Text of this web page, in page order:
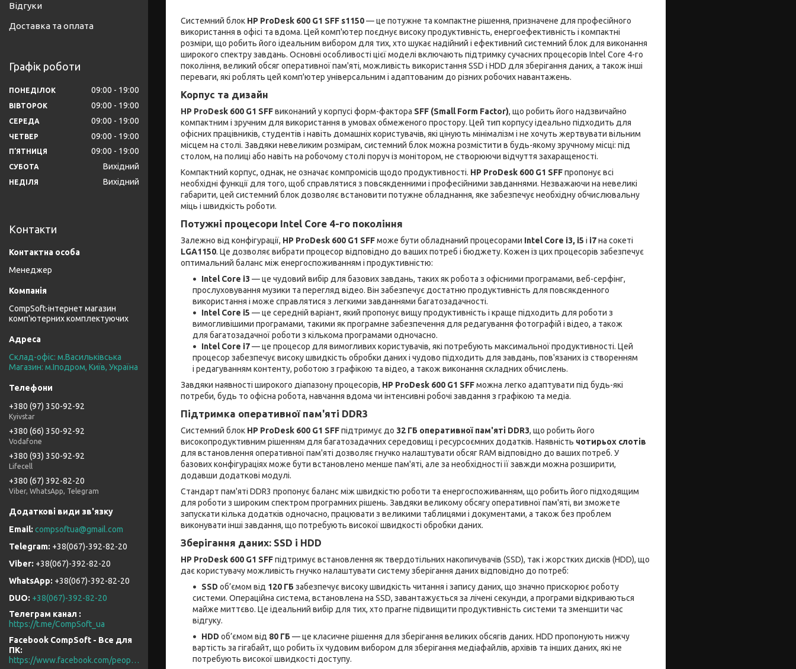
Системний блок HP ProDesk 600 G1 SFF s1150— це потужне та компактне рішення, призначене для професійного
використання в офісі та вдома. Цей комп'ютер поєднує високу продуктивність, енергоефективність і компактні
розміри, що робить його ідеальним вибором для тих, хто шукає надійний і ефективний системний блок для виконання
широкого спектру завдань. Основні особливості цієї моделі включають підтримку сучасних процесорів Intel Core 4-го
покоління, великий обсяг оперативної пам'яті, можливість використання SSD і HDD для зберігання даних, а також інші
переваги, які роблять цей комп'ютер універсальним і адаптованим до різних робочих навантажень.
Корпус та дизайн
HP ProDesk 600 G1 SFFвиконаний у корпусі форм-фактора SFF (Small Form Factor), що робить його надзвичайно
компактним і зручним для використання в умовах обмеженого простору. Цей тип корпусу ідеально підходить для
офісних працівників, студентів і навіть домашніх користувачів, які цінують мінімалізм і не хочуть жертвувати вільним
місцем на столі. Завдяки невеликим розмірам, системний блок можна розмістити в будь-якому зручному місці: під
столом, на полиці або навіть на робочому столі поруч із монітором, не створюючи відчуття захаращеності.
Компактний корпус, однак, не означає компромісів щодо продуктивності. HP ProDesk 600 G1 SFFпропонує всі
необхідні функції для того, щоб справлятися з повсякденними і професійними завданнями. Незважаючи на невеликі
габарити, цей системний блок дозволяє встановити потужне обладнання, яке забезпечує необхідну обчислювальну
міць і швидкість роботи.
Потужні процесори Intel Core 4-го покоління
Залежно від конфігурації, HP ProDesk 600 G1 SFFможе бути обладнаний процесорами Intel Core i3, i5 і i7на сокеті
LGA1150. Це дозволяє вибрати процесор відповідно до ваших потреб і бюджету. Кожен із цих процесорів забезпечує
оптимальний баланс між енергоспоживанням і продуктивністю:
Intel Core i3 — це чудовий вибір для базових завдань, таких як робота з офісними програмами, веб-серфінг,
прослуховування музики та перегляд відео. Він забезпечує достатню продуктивність для повсякденного
використання і може справлятися з легкими завданнями багатозадачності.
Intel Core i5 — це середній варіант, який пропонує вищу продуктивність і краще підходить для роботи з
вимогливішими програмами, такими як програмне забезпечення для редагування фотографій і відео, а також
для багатозадачної роботи з кількома програмами одночасно.
Intel Core i7— це процесор для вимогливих користувачів, які потребують максимальної продуктивності. Цей
процесор забезпечує високу швидкість обробки даних і чудово підходить для завдань, пов'язаних із створенням
і редагуванням контенту, роботою з графікою та відео, а також виконання складних обчислень.
Завдяки наявності широкого діапазону процесорів, HP ProDesk 600 G1 SFFможна легко адаптувати під будь-які
потреби, будь то офісна робота, навчання вдома чи інтенсивні робочі завдання з графікою та медіа.
Підтримка оперативної пам'яті DDR3
Системний блок HP ProDesk 600 G1 SFFпідтримує до 32 ГБ оперативної пам'яті DDR3, що робить його
високопродуктивним рішенням для багатозадачних середовищ і ресурсоємних додатків. Наявність чотирьох слотів
для встановлення оперативної пам'яті дозволяє гнучко налаштувати обсяг RAM відповідно до ваших потреб. У
базових конфігураціях може бути встановлено менше пам'яті, але за необхідності її завжди можна розширити,
додавши додаткові модулі.
Стандарт пам'яті DDR3 пропонує баланс між швидкістю роботи та енергоспоживанням, що робить його підходящим
для роботи з широким спектром програмних рішень. Завдяки великому обсягу оперативної пам'яті, ви зможете
запускати кілька додатків одночасно, працювати з великими таблицями і документами, а також без проблем
виконувати інші завдання, що потребують високої швидкості обробки даних.
Зберігання даних: SSD і HDD
HP ProDesk 600 G1 SFFпідтримує встановлення як твердотільних накопичувачів (SSD), так і жорстких дисків (HDD), що
дає користувачу можливість гнучко налаштувати систему зберігання даних відповідно до потреб:
SSD об’ємом від 120 ГБ забезпечує високу швидкість читання і запису даних, що значно прискорює роботу
системи. Операційна система, встановлена на SSD, завантажується за лічені секунди, а програми відкриваються
майже миттєво. Це ідеальний вибір для тих, хто прагне підвищити продуктивність системи та зменшити час
відгуку.
HDD об’ємом від 80 ГБ — це класичне рішення для зберігання великих обсягів даних. HDD пропонують нижчу
вартість за гігабайт, що робить їх чудовим вибором для зберігання медіафайлів, архівів та інших даних, які не
потребують високої швидкості доступу.
Відгуки
Доставка та оплата
Графік роботи
ПОНЕДІЛОК 09:00 19:00
ВІВТОРОК 09:00 19:00
СЕРЕДА 09:00 19:00
ЧЕТВЕР 09:00 19:00
ПʼЯТНИЦЯ 09:00 19:00
СУБОТА Вихідний
НЕДІЛЯ Вихідний
Контакти
Менеджер
CompSoft-інтернет магазин
комп'ютерних комплектуючих
Склад-офіс: м.Васильківська
Магазин: м.Іподром, Київ, Україна
+380 (97) 350-92-92
Kyivstar
+380 (66) 350-92-92
Vodafone
+380 (93) 350-92-92
Lifecell
+380 (67) 392-82-20
Viber, WhatsApp, Telegram
compsoftua@gmail.com
+38(067)-392-82-20
+38(067)-392-82-20
+38(067)-392-82-20
DUO +38(067)-392-82-20
Телеграм канал
https://t.me/CompSoft_ua
Facebook CompSoft - Все для
ПК
https://www.facebook.com/people/CompSoft-Все-для-ПК/61573976796581/